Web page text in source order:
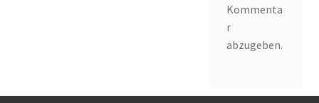
Kommenta
r
abzugeben.